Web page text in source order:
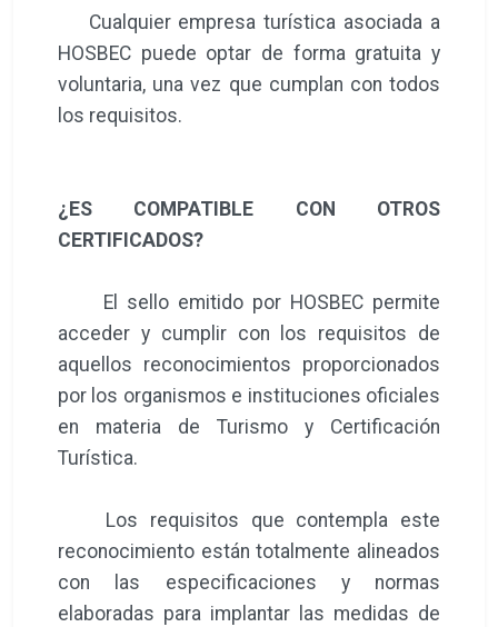
Cualquier empresa turística asociada a
HOSBEC puede optar de forma gratuita y
voluntaria, una vez que cumplan con todos
los requisitos.
¿ES COMPATIBLE CON OTROS
CERTIFICADOS?
El sello emitido por HOSBEC permite
acceder y cumplir con los requisitos de
aquellos reconocimientos proporcionados
por los organismos e instituciones oficiales
en materia de Turismo y Certificación
Turística.
Los requisitos que contempla este
reconocimiento están totalmente alineados
con las especificaciones y normas
elaboradas para implantar las medidas de